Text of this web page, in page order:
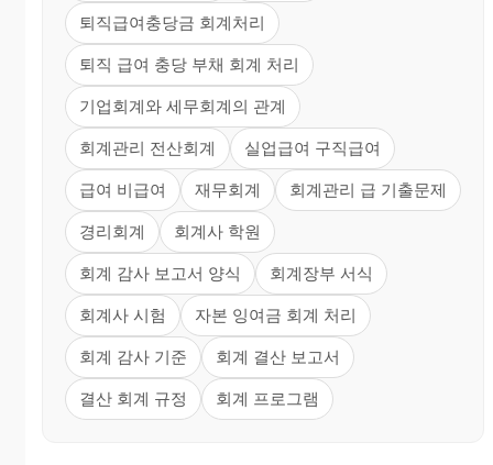
퇴직급여충당금 회계처리
퇴직 급여 충당 부채 회계 처리
기업회계와 세무회계의 관계
회계관리 전산회계 실업급여 구직급여
급여 비급여 재무회계 회계관리 급 기출문제
경리회계 회계사 학원
회계 감사 보고서 양식 회계장부 서식
회계사 시험 자본 잉여금 회계 처리
회계 감사 기준 회계 결산 보고서
결산 회계 규정 회계 프로그램